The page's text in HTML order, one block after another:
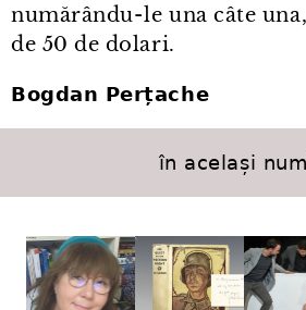
numărându⁠-⁠le una câte
de 50 de dolari.
Bogdan Perțache
în același